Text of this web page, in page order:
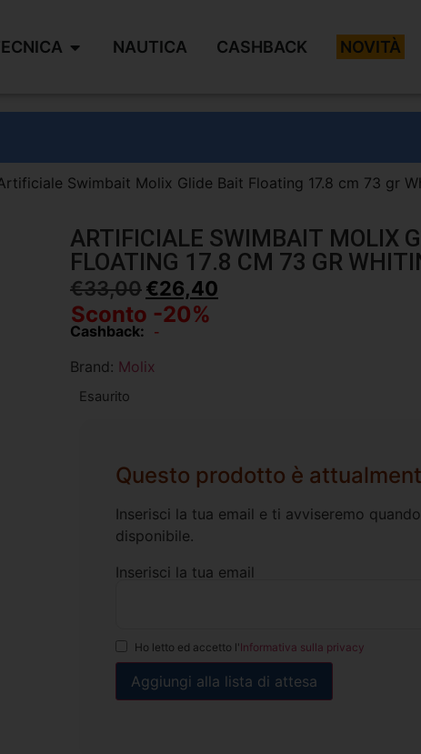
NAUTICA CASHBACK NOVITÀ
Swimbait Molix Glide Bait Floating 17.8 cm 73 gr
ARTIFICIALE SWIMBAIT MOLIX
FLOATING 17.8 CM 73 GR
€33,00€26,40
Sconto -20%
Cashback: -
Brand: Molix
Esaurito
Questo prodotto è
Inserisci la tua email e ti avviseremo
disponibile.
Inserisci la tua email
Ho letto ed accetto l'Informativa sulla privacy